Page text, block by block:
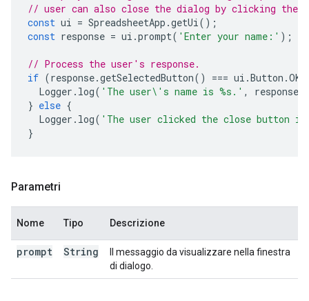
// user can also close the dialog by clicking
const ui = SpreadsheetApp .getUi();
const response = ui .prompt( 'Enter your name:' );
// Process the user's response.
if (response.getSelectedButton() === ui .Button .OK
Logger . log( 'The user\'s name is %s.' , response
} else {
Logger . log( 'The user clicked the close
}
Parametri
Nome Tipo Descrizione
prompt String
Il messaggio da visualizzare nella finestra
di dialogo.